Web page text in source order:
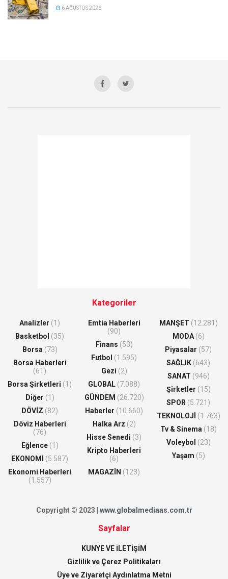
6 AĞUSTOS 2026
Kategoriler
Analizler (1)
Basketbol (35)
Borsa (73)
Borsa Haberleri
(61)
Borsa Şirketleri (1)
Diğer (1)
DÖVİZ (82)
Döviz Haberleri
(76)
Eğlence(1)
EKONOMİ (5.587)
Ekonomi Haberleri
(1.557)
Emtia Haberleri
(90)
Finans (53)
Futbol (1.595)
Gezi (2)
GLOBAL (7.088)
GÜNDEM (26.720)
Haberler (10.660)
Halka Arz (2)
Hisse Senedi (3)
Kripto Haberleri
(6)
MAGAZİN (123)
MANŞET (12.281)
MODA(6)
Piyasalar (57)
SAĞLIK (643)
SANAT (946)
Şirketler (15)
SPOR (5.721)
TEKNOLOJİ (1.763)
Tv & Sinema (18)
Voleybol (23)
Yaşam (5)
Copyright © 2023 | www.globalmediaas.com.tr
Sayfalar
KUNYE VE İLETİŞİM
Gizlilik ve Çerez Politikaları
Üye ve Ziyaretçi Aydınlatma Metni